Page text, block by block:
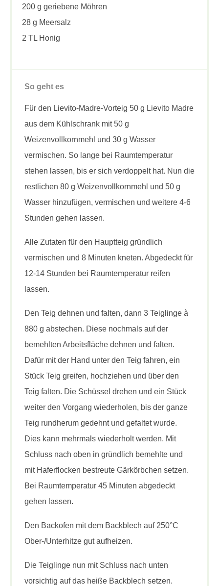
200 g geriebene Möhren
28 g Meersalz
2 TL Honig
So geht es
Für den Lievito-Madre-Vorteig 50 g Lievito Madre
aus dem Kühlschrank mit 50 g
Weizenvollkornmehl und 30 g Wasser
vermischen. So lange bei Raumtemperatur
stehen lassen, bis er sich verdoppelt hat. Nun die
restlichen 80 g Weizenvollkornmehl und 50 g
Wasser hinzufügen, vermischen und weitere 4-6
Stunden gehen lassen.
Alle Zutaten für den Hauptteig gründlich
vermischen und 8 Minuten kneten. Abgedeckt für
12-14 Stunden bei Raumtemperatur reifen
lassen.
Den Teig dehnen und falten, dann 3 Teiglinge à
880 g abstechen. Diese nochmals auf der
bemehlten Arbeitsfläche dehnen und falten.
Dafür mit der Hand unter den Teig fahren, ein
Stück Teig greifen, hochziehen und über den
Teig falten. Die Schüssel drehen und ein Stück
weiter den Vorgang wiederholen, bis der ganze
Teig rundherum gedehnt und gefaltet wurde.
Dies kann mehrmals wiederholt werden. Mit
Schluss nach oben in gründlich bemehlte und
mit Haferflocken bestreute Gärkörbchen setzen.
Bei Raumtemperatur 45 Minuten abgedeckt
gehen lassen.
Den Backofen mit dem Backblech auf 250°C
Ober-/Unterhitze gut aufheizen.
Die Teiglinge nun mit Schluss nach unten
vorsichtig auf das heiße Backblech setzen.